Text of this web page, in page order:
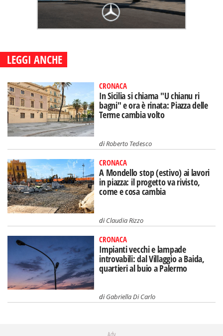
LEGGI ANCHE
CRONACA
In Sicilia si chiama "U chianu ri
bagni" e ora è rinata: Piazza delle
Terme cambia volto
diRoberto Tedesco
CRONACA
A Mondello stop (estivo) ai lavori
in piazza: il progetto va rivisto,
come e cosa cambia
diClaudia Rizzo
CRONACA
Impianti vecchi e lampade
introvabili: dal Villaggio a Baida,
quartieri al buio a Palermo
diGabriella Di Carlo